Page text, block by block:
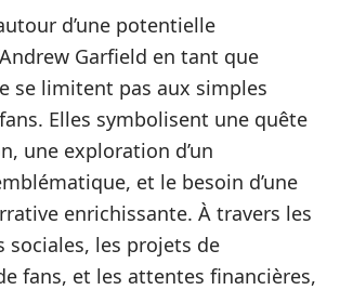
d’une potentielle
Garfield en tant que
se limitent pas aux simples
Elles symbolisent une quête
une exploration d’un
et le besoin d’une
enrichissante. À travers les
sociales, les projets de
fans, et les attentes financières,